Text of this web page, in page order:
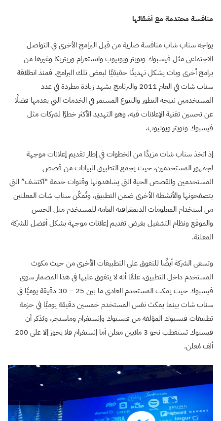
منافسة محتدمة مع أشقائها
يواجه سناب شاب منافسة ضارية من قبل البرامج الأخرى في التواصل
الاجتماعي مثل فيسبوك وتويتر ويوتيوب وانستغرام وريتريكا وغيرها من
برامج أخرى وبات يشكل تهديدًا حقيقيًا لبعض تلك البرامج. فمنذ انطلاقة
سناب شات في العام 2011 والبرنامج يشهد زيادة مطردة في عدد
المستخدمين نتيجة التطور والتنوع المستمر في الخدمات التي يقدمها فضلًا
عن تحسين تقنية الإعلانات فيه، وهو التهديد الأكثر خطرًا لشركات مثل
فيسبوك وتويتر ويوتيوب.
إذ اتخذ سناب شات مزيدًا من الخطوات في إطار تقديم إعلانات موجهة
لجمهور المستخدمين، حيث يجمع التطبيق البيانات من قصص
المستخدمين والقصص الحية التي يشاهدونها وقنوات خدمة “اكتشف” التي
يتصفحونها والأنشطة الأخرى ضمن التطبيق، وتُمكّن سناب شات المعلنين
من استخدام المعلومات الديمغرافية العامة للمستخدم مثل الجنس
والموقع ونظام التشغيل بغرض تقديم إعلانات موجهة بشكل أفضل للشركة
المعلنة.
وتسعى الشركة أيضًا للتفوق على التطبيقات الأخرى من حيث مكوث
المستخدم داخل التطبيق، علمًا أنه لا يتفوق عليها في هذا المضمار سوى
فيسبوك حيث يمكث المستخدم العادي ما بين 25 – 30 دقيقة يوميًا في
سناب شات بينما يمكث نفس المستخدم خمسين دقيقة يوميًا في حزمة
تطبيقات فيسبوك المؤلفة من فيسبوك وإنستغرام وماسنجر، ويُذكر أن
فيسبوك تستقطب نحو 3 ملايين معلن أما إنستغرام فلا يحوز إلا على 200
ألف مُعلن.